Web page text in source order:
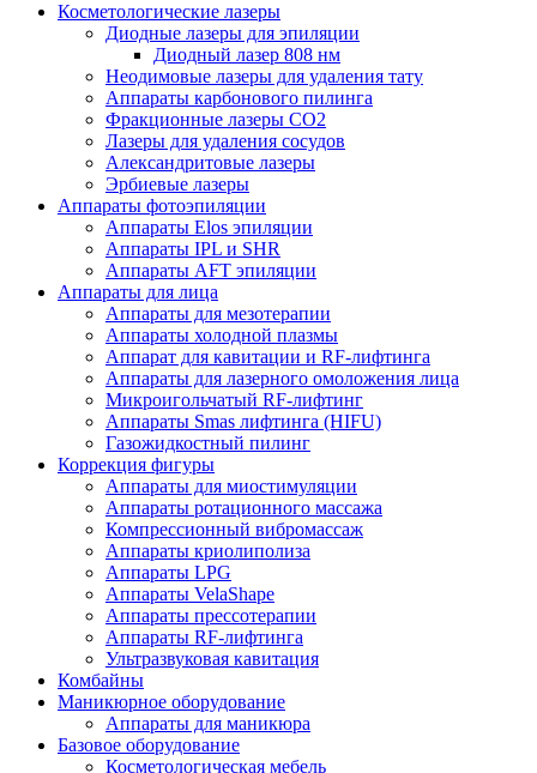
Косметологические лазеры
Диодные лазеры для эпиляции
Диодный лазер 808 нм
Неодимовые лазеры для удаления тату
Аппараты карбонового пилинга
Фракционные лазеры CO2
Лазеры для удаления сосудов
Александритовые лазеры
Эрбиевые лазеры
Аппараты фотоэпиляции
Аппараты Elos эпиляции
Аппараты IPL и SHR
Аппараты AFT эпиляции
Аппараты для лица
Аппараты для мезотерапии
Аппараты холодной плазмы
Аппарат для кавитации и RF-лифтинга
Аппараты для лазерного омоложения лица
Микроигольчатый RF-лифтинг
Аппараты Smas лифтинга (HIFU)
Газожидкостный пилинг
Коррекция фигуры
Аппараты для миостимуляции
Аппараты ротационного массажа
Компрессионный вибромассаж
Аппараты криолиполиза
Аппараты LPG
Аппараты VelaShape
Аппараты прессотерапии
Аппараты RF-лифтинга
Ультразвуковая кавитация
Комбайны
Маникюрное оборудование
Аппараты для маникюра
Базовое оборудование
Косметологическая мебель